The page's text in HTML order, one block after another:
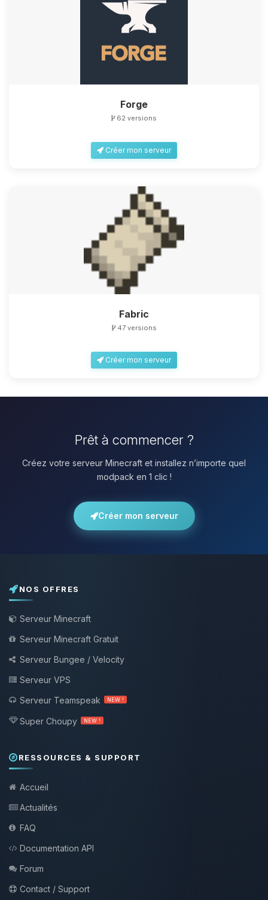
Forge
62 versions
Créer mon serveur
Fabric
47 versions
Créer mon serveur
Prêt à commencer ?
Créez votre serveur Minecraft et installez n’importe quel
modpack en 1 clic !
Créer mon serveur
NOS OFFRES
Serveur Minecraft
Serveur Minecraft Gratuit
Serveur Bungee / Velocity
Serveur VPS
Serveur Teamspeak
NEW !
Super Choupy NEW !
RESSOURCES & SUPPORT
Accueil
Actualités
FAQ
Documentation API
Forum
Contact / Support